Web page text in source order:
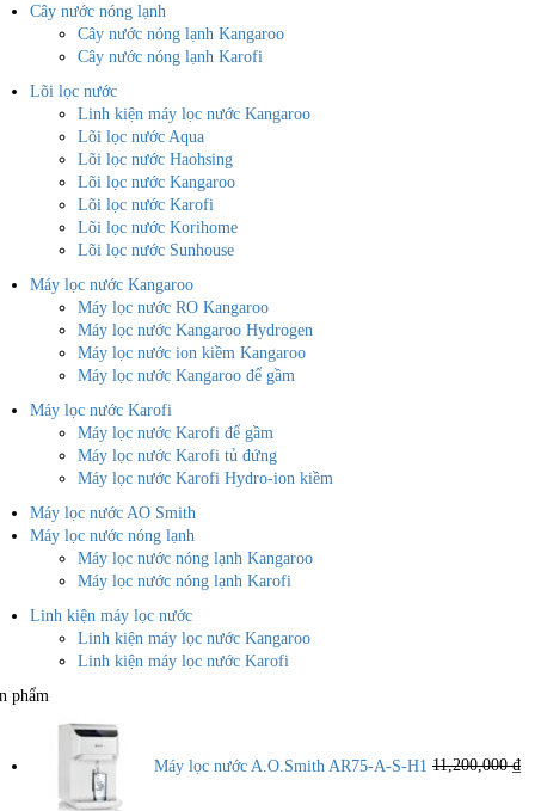
Cây nước nóng lạnh
Cây nước nóng lạnh Kangaroo
Cây nước nóng lạnh Karofi
Lõi lọc nước
Linh kiện máy lọc nước Kangaroo
Lõi lọc nước Aqua
Lõi lọc nước Haohsing
Lõi lọc nước Kangaroo
Lõi lọc nước Karofi
Lõi lọc nước Korihome
Lõi lọc nước Sunhouse
Máy lọc nước Kangaroo
Máy lọc nước RO Kangaroo
Máy lọc nước Kangaroo Hydrogen
Máy lọc nước ion kiềm Kangaroo
Máy lọc nước Kangaroo để gầm
Máy lọc nước Karofi
Máy lọc nước Karofi để gầm
Máy lọc nước Karofi tủ đứng
Máy lọc nước Karofi Hydro-ion kiềm
Máy lọc nước AO Smith
Máy lọc nước nóng lạnh
Máy lọc nước nóng lạnh Kangaroo
Máy lọc nước nóng lạnh Karofi
Linh kiện máy lọc nước
Linh kiện máy lọc nước Kangaroo
Linh kiện máy lọc nước Karofi
phẩm
Máy lọc nước A.O.Smith AR75-A-S-H1 11,200,000₫